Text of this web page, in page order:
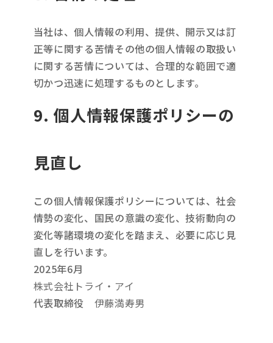
当社は、個人情報の利用、提供、開示又は訂
正等に関する苦情その他の個人情報の取扱い
に関する苦情については、合理的な範囲で適
切かつ迅速に処理するものとします。
9. 個人情報保護ポリシーの
見直し
この個人情報保護ポリシーについては、社会
情勢の変化、国民の意識の変化、技術動向の
変化等諸環境の変化を踏まえ、必要に応じ見
直しを行います。
2025年6月
株式会社トライ・アイ
代表取締役 伊藤満寿男